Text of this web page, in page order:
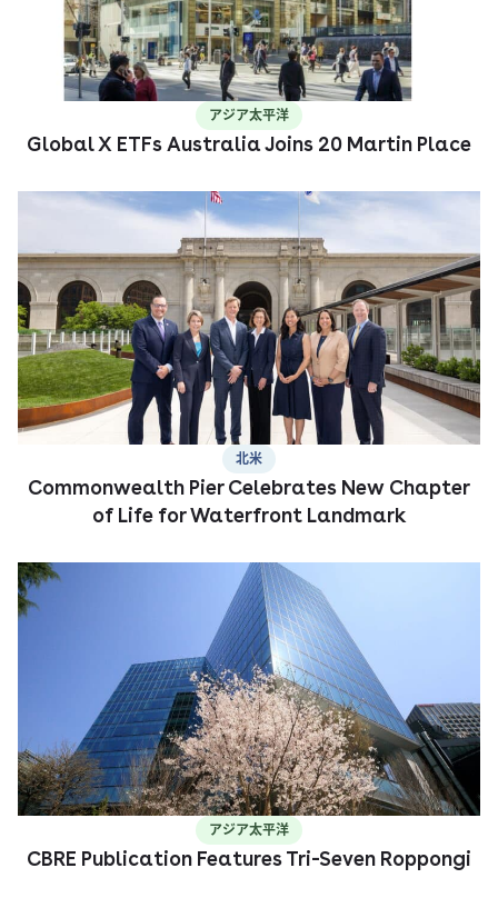
アジア太平洋
Global X ETFs Australia Joins 20 Martin Place
北米
Commonwealth Pier Celebrates New Chapter
of Life for Waterfront Landmark
アジア太平洋
CBRE Publication Features Tri-Seven Roppongi